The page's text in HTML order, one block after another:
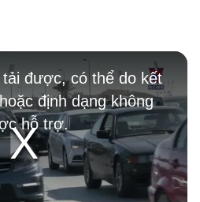
Play
được, có thể do kết
định dạng không
hỗ trợ.